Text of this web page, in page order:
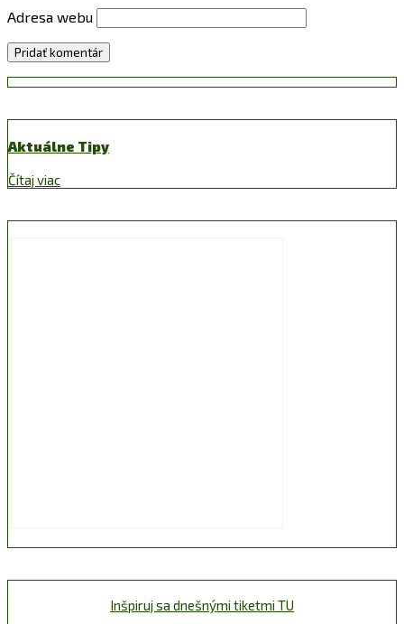
Adresa webu
Aktuálne Tipy
Čítaj viac
Inšpiruj sa dnešnými tiketmi TU